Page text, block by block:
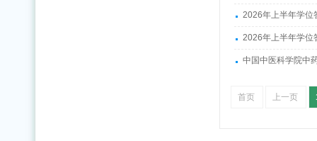
2026年上半年学位
2026年上半年学位
中国中医科学院中
首页 上一页